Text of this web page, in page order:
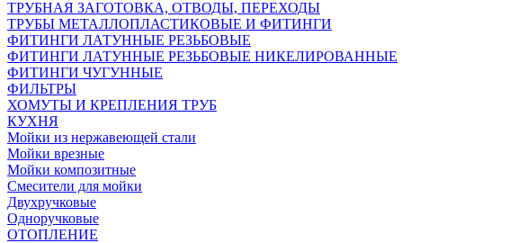
ТРУБНАЯ ЗАГОТОВКА, ОТВОДЫ, ПЕРЕХОДЫ
ТРУБЫ МЕТАЛЛОПЛАСТИКОВЫЕ И ФИТИНГИ
ФИТИНГИ ЛАТУННЫЕ РЕЗЬБОВЫЕ
ФИТИНГИ ЛАТУННЫЕ РЕЗЬБОВЫЕ НИКЕЛИРОВАННЫЕ
ФИТИНГИ ЧУГУННЫЕ
ФИЛЬТРЫ
ХОМУТЫ И КРЕПЛЕНИЯ ТРУБ
КУХНЯ
Мойки из нержавеющей стали
Мойки врезные
Мойки композитные
Смесители для мойки
Двухручковые
Одноручковые
ОТОПЛЕНИЕ